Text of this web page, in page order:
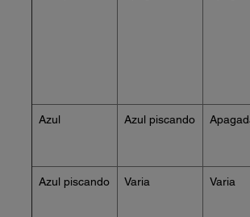
Azul Azul piscando
Azul piscando Varia Varia